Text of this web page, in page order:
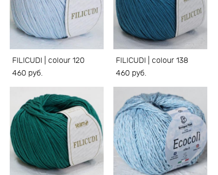
FILICUDI | colour 120
460 pуб.
FILICUDI | colour 138
460 pуб.